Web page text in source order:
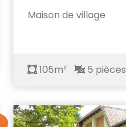
Maison de village
105m² 5 pièces